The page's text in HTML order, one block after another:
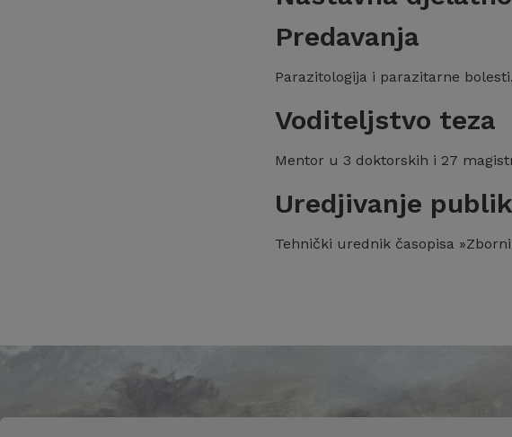
Predavanja
Parazitologija i parazitarne
Voditeljstvo teza
Mentor u 3 doktorskih i 27
Uredjivanje
Tehnički urednik časopisa